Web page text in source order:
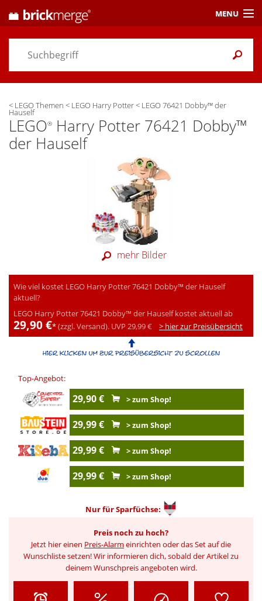
< LEGO Themen < LEGO Harry Potter< LEGO 76421 Dobby™ der
Hauself
LEGO®
Harry Potter 76421 Dobby™
der Hauself
mehr Bilder
Wie viel kostet LEGO Harry Potter 76421 Dobby™ der Hauself
aktuell?
LEGO Harry Potter 76421 Dobby™ der Hauself kostet aktuell ab
29,90 €*(zzgl. Versand). UVP 29,99 € > hier zur Preisübersicht
Top-Angebot:
29,90 € > zum Shop!
29,99 € > zum Shop!
29,99 € > zum Shop!
29,99 € > zum Shop!
Nur fürSparfüchse:
Preis noch zu hoch?
Jetzt hier einen Preis-Alarm einrichten oder das Set auf die
Wunschliste setzen! Wir informieren dich, sobald der Artikel zu
deinem Wunschpreis angeboten wird.
MENU
Preisvergleich
Themen/ Händler
Alarme& Wunschlisten